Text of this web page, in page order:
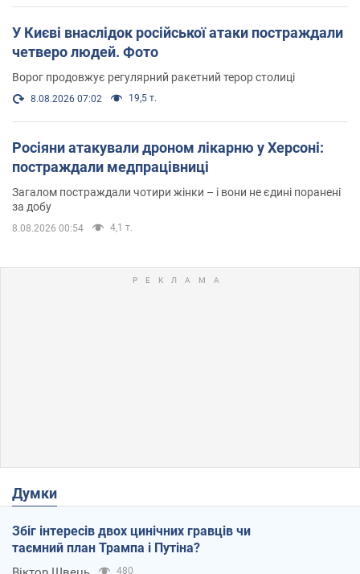
У Києві внаслідок російської атаки постраждали
четверо людей. Фото
Ворог продовжує регулярний ракетний терор столиці
8.08.2026 07:02 19,5 т.
Росіяни атакували дроном лікарню у Херсоні:
постраждали медпрацівниці
Загалом постраждали чотири жінки – і вони не єдині поранені
за добу
8.08.2026 00:54 4,1 т.
Думки
Збіг інтересів двох цинічних гравців чи
таємний план Трампа і Путіна?
480